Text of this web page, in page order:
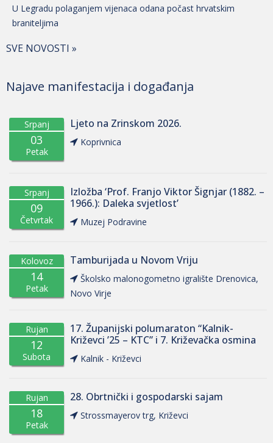
U Legradu polaganjem vijenaca odana počast hrvatskim
braniteljima
SVE NOVOSTI »
Najave manifestacija i događanja
Srpanj
03
Petak
Ljeto na Zrinskom 2026.
Koprivnica
Srpanj
09
Četvrtak
Izložba ‘Prof. Franjo Viktor Šignjar (1882. –
1966.): Daleka svjetlost’
Muzej Podravine
Kolovoz
14
Petak
Tamburijada u Novom Vriju
Školsko malonogometno igralište Drenovica,
Novo Virje
Rujan
12
Subota
17. Županijski polumaraton “Kalnik-
Križevci ’25 – KTC” i 7. Križevačka osmina
Kalnik - Križevci
Rujan
18
Petak
28. Obrtnički i gospodarski sajam
Strossmayerov trg, Križevci